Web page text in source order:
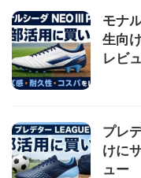
モナ
生向
レビ
プレ
けに
ュー